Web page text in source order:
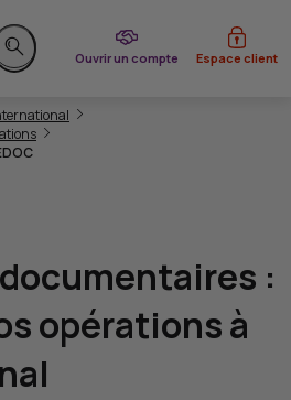
Rechercher sur le site
Ouvrir un compte
du CIC Espace client
:
opérations à